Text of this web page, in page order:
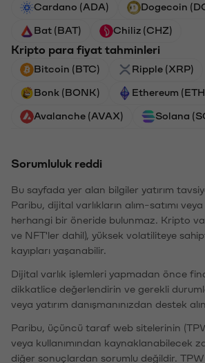
Cardano (ADA) Dogecoin
Bat (BAT) Chiliz (CHZ)
Kripto para fiyat tahminleri
Bitcoin (BTC) Ripple (XRP)
Bonk (BONK) Ethereum
Avalanche (AVAX) Solana
Sorumluluk reddi
Bu sayfada yer alan bilgiler yatırım
Paribu, dijital varlıkların alım-satımı
herhangi bir öneride bulunmaz. Kripto
ve NFT'ler dahil), yüksek volatiliteye
kayıpları yaşanabilir.
Dijital varlık işlemleri yapmadan önce
dikkatlice değerlendirin ve gerekli
veya yatırım danışmanınızdan destek alın.
Paribu, üçüncü taraf web sitelerinin
veya kullanımından kaynaklanabilecek
diğer sonuçlardan sorumlu değildir. TPW